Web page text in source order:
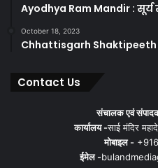
Ayodhya Ram Mandir : सूर्य
October 18, 2023
Chhattisgarh Shaktipeeth
Contact Us
संचालक एवं
कार्यालय -साई मंदिर
मोबाइल -
ईमेल -